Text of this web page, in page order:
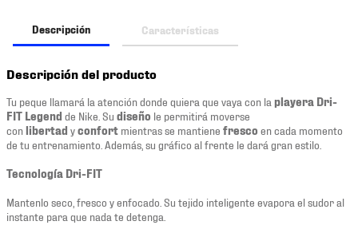
Descripción Características
Descripción del producto
Tu peque llamará la atención donde quiera que vaya con la playera Dri-
FIT Legend de Nike. Su diseño le permitirá moverse
conlibertad yconfort mientras se mantiene fresco en cada momento
de tu entrenamiento. Además, su gráfico al frente le dará gran estilo.
Tecnología Dri-FIT
Mantenlo seco, fresco y enfocado. Su tejido inteligente evapora el sudor al
instante para que nada te detenga.